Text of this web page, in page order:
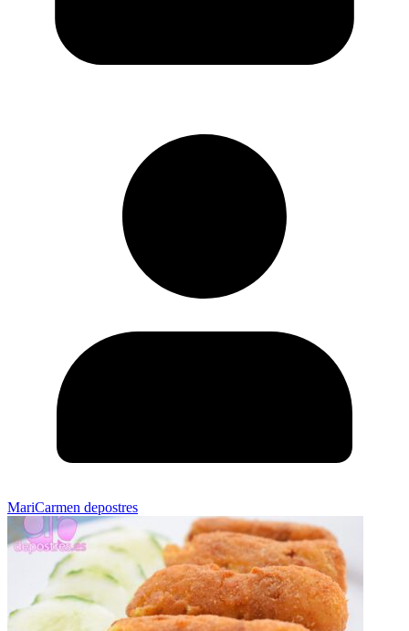
MariCarmen depostres